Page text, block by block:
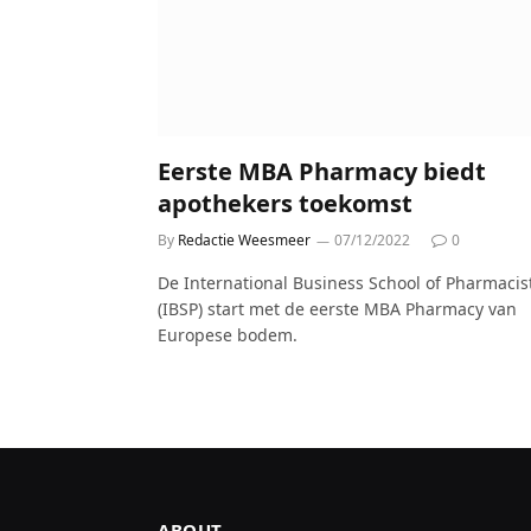
Eerste MBA Pharmacy biedt
apothekers toekomst
By Redactie Weesmeer 07/12/2022 0
De International Business School of
(IBSP) start met de eerste MBA Pharmacy van
Europese bodem.